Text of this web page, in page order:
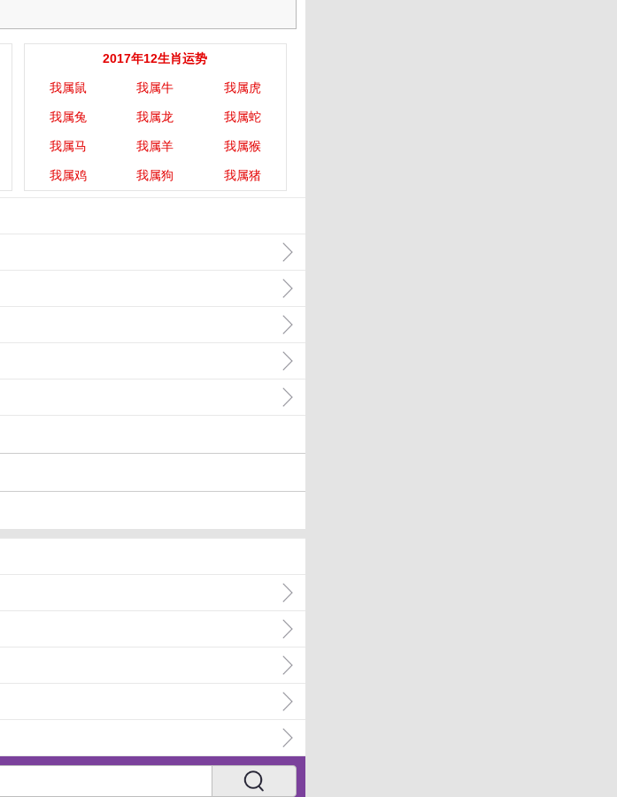
2017年12生肖运势
我属鼠 我属牛 我属虎
我属兔 我属龙 我属蛇
我属马 我属羊 我属猴
我属鸡 我属狗 我属猪